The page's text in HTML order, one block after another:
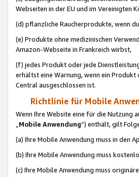
Webseiten in der EU und im Vereinigten
(d) pflanzliche Raucherprodukte, wenn
(e) Produkte ohne medizinischen
Amazon-Webseite in Frankreich wirbst,
(f) jedes Produkt oder jede
erhältst eine Warnung, wenn ein Produkt
Central ausgeschlossen ist.
Richtlinie für Mobile
Wenn Ihre Website eine für die
„Mobile Anwendung“) enthält, gilt
(a) Ihre Mobile Anwendung muss in den
(b) Ihre Mobile Anwendung muss
(c) Ihre Mobile Anwendung muss